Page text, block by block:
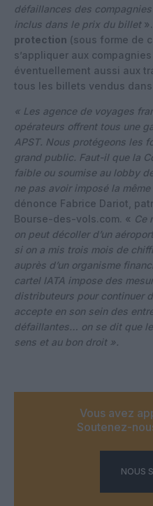
défaillances des
inclus dans le prix du billet
protection (sous forme de
s’appliquer aux
éventuellement aussi aux
tous les billets vendus dans
« Les agence de voyages
opérateurs offrent tous une
APST. Nous protégeons les
grand public. Faut-il que la
faible ou soumise au lobby
ne pas avoir imposé la
dénonce Fabrice Dariot,
Bourse-des-vols.com. « Ce
on peut décoller d’un
si on a mis trois mois de
auprès d’un organisme
cartel IATA impose des
distributeurs pour continuer
accepte en son sein des
défaillantes… on se dit que
sens et au bon droit ».
Vous avez
Soutenez-
NOUS